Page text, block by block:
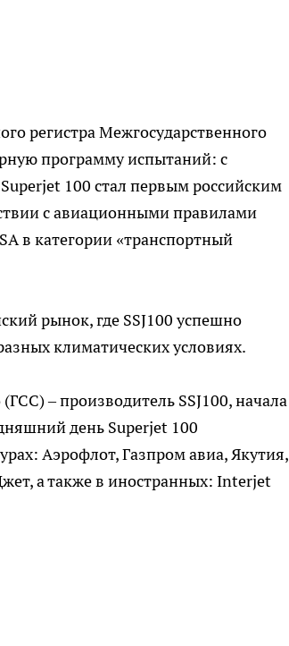
регистра Межгосударственного
программу испытаний: с
100 стал первым российским
с авиационными правилами
в категории «транспортный
рынок, где SSJ100 успешно
климатических условиях.
– производитель SSJ100, начала
день Superjet 100
Аэрофлот, Газпром авиа, Якутия,
а также в иностранных: Interjet